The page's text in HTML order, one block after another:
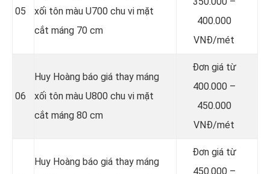
05
xối tôn màu U700 chu vi mặt
cắt máng 70 cm
400.000
VNĐ/mét
06
Huy Hoàng báo giá thay máng
xối tôn màu U800 chu vi mặt
cắt máng 80 cm
Đơn giá từ
400.000 –
450.000
VNĐ/mét
Huy Hoàng báo giá thay máng
Đơn giá từ
450.000 –